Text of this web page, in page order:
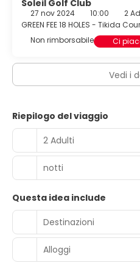
Soleil Golf Club
27 nov 2024 10:00 2
GREEN FEE 18 HOLES - Tikida
Non rimborsabile
Ci
Vedi i
Riepilogo del viaggio
2 Adulti
notti
Questa idea include
Destinazioni
Alloggi